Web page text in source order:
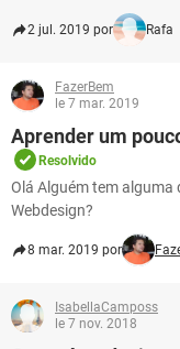
2 jul. 2019 por Rafa
FazerBem
le 7 mar. 2019
Aprender um
Resolvido
Olá Alguém tem alguma
Webdesign?
8 mar. 2019 por
IsabellaCamposs
le 7 nov. 2018